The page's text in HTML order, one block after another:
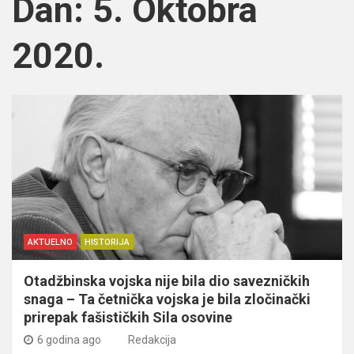
Dan: 5. Oktobra
2020.
AKTUELNO HISTORIJA
Otadžbinska vojska nije bila dio savezničkih
snaga – Ta četnička vojska je bila zločinački
prirepak fašističkih Sila osovine
6 godina ago Redakcija